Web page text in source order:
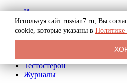
История
Биография
Криминал
Реклама на сайте
Тестостерон
Журналы
Используя сайт russian7.ru, Вы
cookie, которые указаны в Политике